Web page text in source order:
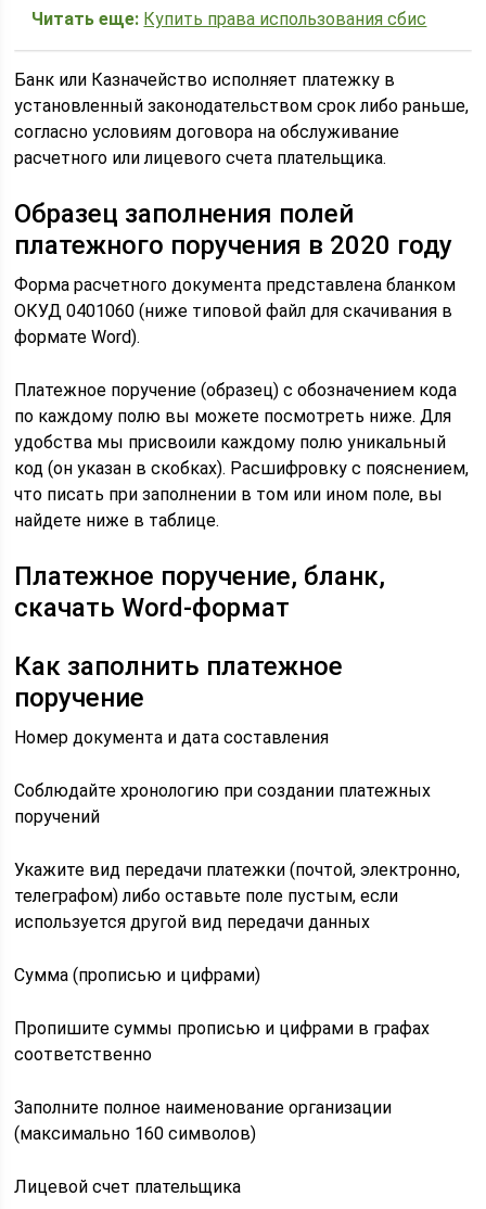
Читать еще: Купить права использования сбис
Банк или Казначейство исполняет платежку в
установленный законодательством срок либо раньше,
согласно условиям договора на обслуживание
расчетного или лицевого счета плательщика.
Образец заполнения полей
платежного поручения в 2020 году
Форма расчетного документа представлена бланком
ОКУД 0401060 (ниже типовой файл для скачивания в
формате Word).
Платежное поручение (образец) с обозначением кода
по каждому полю вы можете посмотреть ниже. Для
удобства мы присвоили каждому полю уникальный
код (он указан в скобках). Расшифровку с пояснением,
что писать при заполнении в том или ином поле, вы
найдете ниже в таблице.
Платежное поручение, бланк,
скачать Word-формат
Как заполнить платежное
поручение
Номер документа и дата составления
Соблюдайте хронологию при создании платежных
поручений
Укажите вид передачи платежки (почтой, электронно,
телеграфом) либо оставьте поле пустым, если
используется другой вид передачи данных
Сумма (прописью и цифрами)
Пропишите суммы прописью и цифрами в графах
соответственно
Заполните полное наименование организации
(максимально 160 символов)
Лицевой счет плательщика